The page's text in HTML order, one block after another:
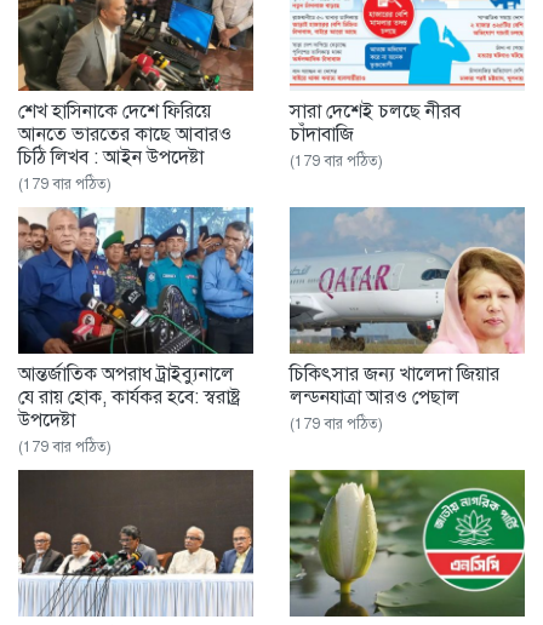
শেখ হাসিনাকে দেশে ফিরিয়ে
আনতে ভারতের কাছে আবারও
চিঠি লিখব : আইন উপদেষ্টা
(179 বার পঠিত)
সারা দেশেই চলছে নীরব
চাঁদাবাজি
(179 বার পঠিত)
আন্তর্জাতিক অপরাধ ট্রাইব্যুনালে
যে রায় হোক, কার্যকর হবে: স্বরাষ্ট্র
উপদেষ্টা
(179 বার পঠিত)
চিকিৎসার জন্য খালেদা জিয়ার
লন্ডনযাত্রা আরও পেছাল
(179 বার পঠিত)